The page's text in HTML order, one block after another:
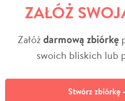
ZAŁÓŻ
Załóżdarmową zbiórkę
swoich bliskich lub
Stwórz zbiórkę